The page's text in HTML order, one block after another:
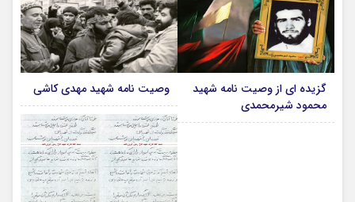
گزیده ای از وصیت نامه شهید
محمود شیرمحمدی
وصیت نامه شهید مهدی کاشی